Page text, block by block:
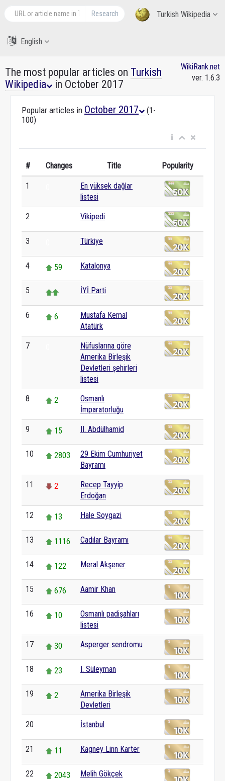
Turkish Wikipedia
Research
English
The most popular articles on Turkish
Wikipedia
in October 2017
WikiRank.net
ver. 1.6.3
Popular articles in October 2017
(1-
100)
# Changes Title Popularity
1
En yüksek dağlar
listesi
2 Vikipedi
3 Türkiye
4 59 Katalonya
5 İYİ Parti
6 6
Mustafa Kemal
Atatürk
7
Nüfuslarına göre
Amerika Birleşik
Devletleri şehirleri
listesi
8 2
Osmanlı
İmparatorluğu
9 15 II. Abdülhamid
10 2803
29 Ekim Cumhuriyet
Bayramı
11 2
Recep Tayyip
Erdoğan
12 13 Hale Soygazi
13 1116 Cadılar Bayramı
14 122 Meral Akşener
15 676 Aamir Khan
16 10
Osmanlı padişahları
listesi
17 30 Asperger sendromu
18 23 I. Süleyman
19 2
Amerika Birleşik
Devletleri
20 İstanbul
21 11 Kagney Linn Karter
22 2043 Melih Gökçek